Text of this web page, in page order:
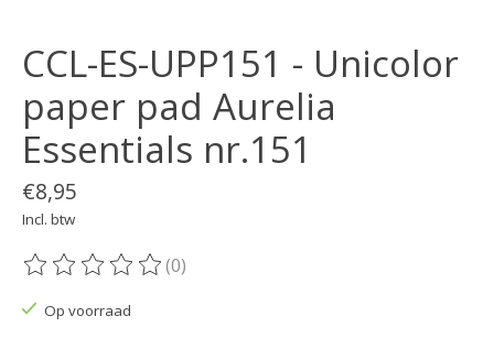
CCL-ES-UPP151 - Unicolor
paper pad Aurelia
Essentials nr.151
€8,95
Incl. btw
De beoordeling van dit product is
(0)
Op voorraad